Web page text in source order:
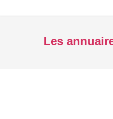
Les